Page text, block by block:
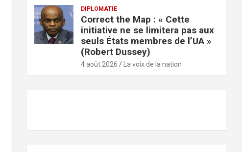
DIPLOMATIE
Correct the Map : « Cette
initiative ne se limitera pas aux
seuls États membres de l’UA »
(Robert Dussey)
4 août 2026 La voix de la nation